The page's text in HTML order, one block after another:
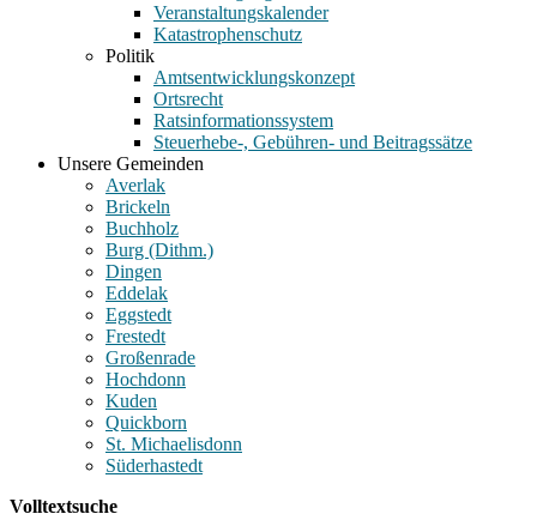
Veranstaltungskalender
Katastrophenschutz
Politik
Amtsentwicklungskonzept
Ortsrecht
Ratsinformationssystem
Steuerhebe-, Gebühren- und Beitragssätze
Unsere Gemeinden
Averlak
Brickeln
Buchholz
Burg (Dithm.)
Dingen
Eddelak
Eggstedt
Frestedt
Großenrade
Hochdonn
Kuden
Quickborn
St. Michaelisdonn
Süderhastedt
Volltextsuche